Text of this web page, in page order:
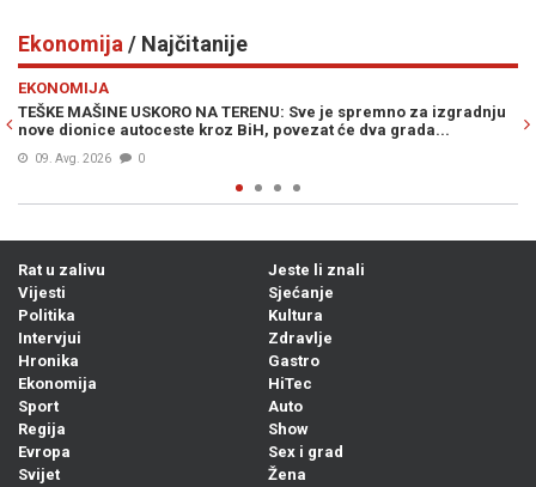
Ekonomija / Najčitanije
za izgradnju
EVO KO STOJI IZA APLIKACIJE LOVA: Kum Igora
e-novac u FBiH
Prije 17h
Rat u zalivu
Vijesti
Politika
Intervjui
Hronika
Ekonomija
Sport
Regija
Evropa
Svijet
Jeste li znali
Sjećanje
Kultura
Zdravlje
Gastro
HiTec
Auto
Show
Sex i grad
Žena